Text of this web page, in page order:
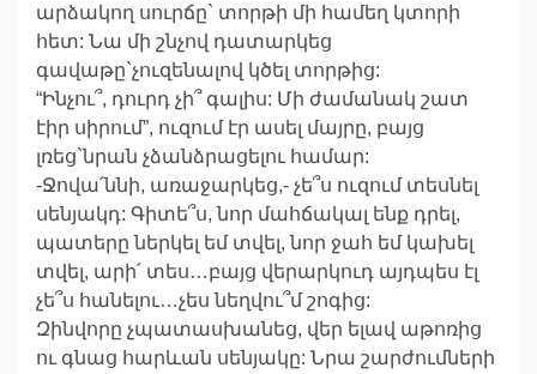
արձակող սուրճը` տորթի մի համեղ կտորի
հետ: Նա մի շնչով դատարկեց
գավաթը`չուզենալով կծել տորթից:
“Ինչու՞, դուրդ չի՞ գալիս: Մի ժամանակ շատ
էիր սիրում”, ուզում էր ասել մայրը, բայց
լռեց`նրան չձանձրացելու համար:
-Ջովա՛ննի, առաջարկեց,- չե՞ս ուզում տեսնել
սենյակդ: Գիտե՞ս, նոր մահճակալ ենք դրել,
պատերը ներկել եմ տվել, նոր ջահ եմ կախել
տվել, արի՛ տես…բայց վերարկուդ այդպես էլ
չե՞ս հանելու…չես նեղվու՞մ շոգից:
Զինվորը չպատասխանեց, վեր ելավ աթոռից
ու գնաց հարևան սենյակը: Նրա շարժումների